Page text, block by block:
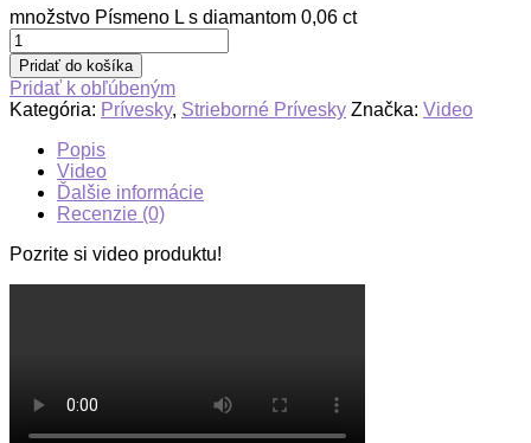
množstvo Písmeno L s diamantom 0,06 ct
Pridať do košíka
Pridať k obľúbeným
Kategória: Prívesky, Strieborné Prívesky Značka: Video
Popis
Video
Ďalšie informácie
Recenzie (0)
Pozrite si video produktu!